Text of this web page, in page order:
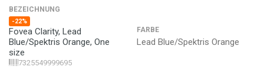
BEZEICHNUNG
-22%
Fovea Clarity, Lead
Blue/Spektris Orange, One
size
7325549999695
FARBE
Lead Blue/Spektris Orange